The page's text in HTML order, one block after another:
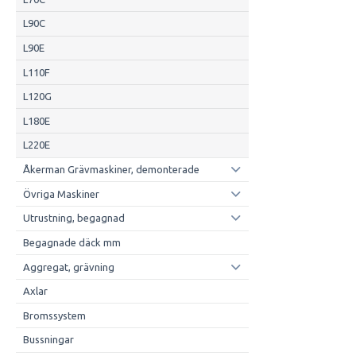
L90C
L90E
L110F
L120G
L180E
L220E
Åkerman Grävmaskiner, demonterade
Övriga Maskiner
Utrustning, begagnad
Begagnade däck mm
Aggregat, grävning
Axlar
Bromssystem
Bussningar